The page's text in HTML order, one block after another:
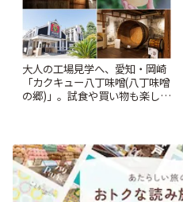
大人の工場見学へ、愛知・岡崎
「カクキュー八丁味噌(八丁味噌
の郷)」。試食や買い物も楽しみ